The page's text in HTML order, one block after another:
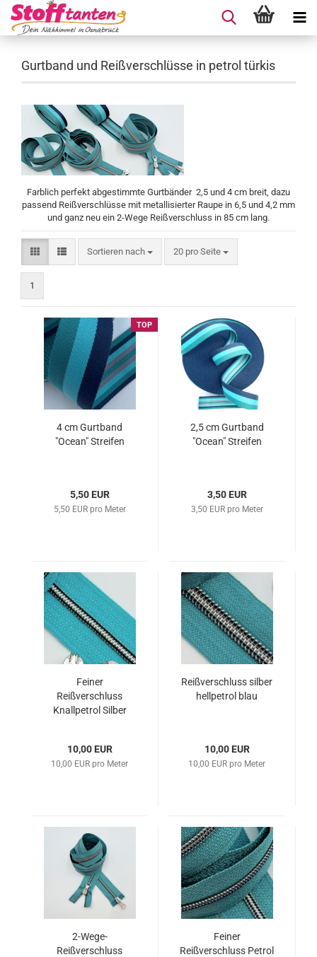
Gurtband und Reißverschlüsse in petrol türkis
Farblich perfekt abgestimmte Gurtbänder 2,5 und 4 cm breit, dazu
passend Reißverschlüsse mit metallisierter Raupe in 6,5 und 4,2 mm
und ganz neu ein 2-Wege Reißverschluss in 85 cm lang.
Sortieren nach
Sortieren nach 20 pro Seite
pro Seite
1
TOP
4 cm Gurtband
"Ocean" Streifen
5,50 EUR
5,50 EUR pro Meter
2,5 cm Gurtband
"Ocean" Streifen
3,50 EUR
3,50 EUR pro Meter
Feiner
Reißverschluss
Knallpetrol Silber
10,00 EUR
10,00 EUR pro Meter
Reißverschluss silber
hellpetrol blau
10,00 EUR
10,00 EUR pro Meter
2-Wege-
Reißverschluss
Feiner
Reißverschluss Petrol